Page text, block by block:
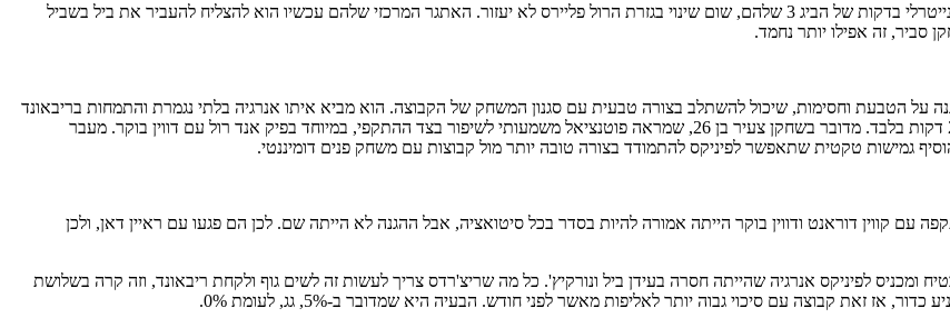
במאקרו – ריצ'רדס לא משנה את התמונה הכוללת העגומה. כל עוד הסאנס במאזן נייטרלי בדקות של הביג 3 שלהם, שום שינוי בגזרת הרול פליירס לא יעזור. האתגר המרכזי שלהם עכשיו הוא להצליח להעביר את ביל בשביל
סביר, זה אפילו יותר נחמד.
על הטבעת וחסימות, שיכול להשתלב בצורה טבעית עם סגנון המשחק של הקבוצה. הוא מביא איתו אנרגיה בלתי נגמרת והתמחות בריבאונד
התקפי, כפי שהוכיח במשחק נגד ברוקלין כשקטף 15 ריבאונדים (4 בהתקפה) ב-22 דקות בלבד. מדובר בשחקן צעיר בן 26, שמראה פוטנציאל משמעותי לשיפור בצד ההתקפי, במיוחד בפיק אנד רול עם דווין בוקר. מעבר
גמישות טקטית שתאפשר לפיניקס להתמודד בצורה טובה יותר מול קבוצות עם משחק פנים דומיננטי.
עם קווין דוראנט ודווין בוקר הייתה אמורה להיות בסדר בכל סיטואציה, אבל ההגנה לא הייתה שם. לכן הם פגעו עם ראיין דאן, ולכן
ומכניס לפיניקס אנרגיה שהייתה חסרה בעידן ביל ונורקיץ'. כל מה שריצ'רדס צריך לעשות זה לשים גוף ולקחת ריבאונד, וזה קרה בשלושת
זאת קבוצה עם סיכוי גבוה יותר לאליפות מאשר לפני חודש. הבעיה היא שמדובר ב-5%, גג, לעומת 0%.